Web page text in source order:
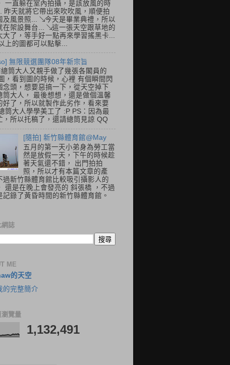
一直躲在室內拍攝，是該放風的時
昨天就將它帶出來吹吹風，順便拍
及風景照... ↘今天是畢業典禮，所以
在架設舞台... ↘這一張天空跟草地的
大了，等手好一點再來學習搖黑卡...
上的圖都可以點擊...
無限競選團隊08年新宗旨
總筒大人又親手做了幾張各閣員的
，看到圖的時候，心裡 有個瞬間閃
念頭，想要惡搞一下，從天空掉下
筒大人， 最後想想，還是做個溫馨
好了，所以就製作此劣作，看來要
筒大人學學美工了 :P PS：因為最
，所以托稿了，還請總筒見諒 QQ
[隨拍] 新竹縣體育館@May
五月的第一天小弟身為勞工當
然是放假一天，下午的時候趁
著天氣還不錯， 出門拍拍
照，所以才有本篇文章的產
過新竹縣體育館比較吸引攝影人的
還是在晚上會發亮的 斜張橋 ，不過
記錄了黃昏時間的新竹縣體育館。
網誌
ME
的天空
的完整簡介
瀏覽量
1,132,491